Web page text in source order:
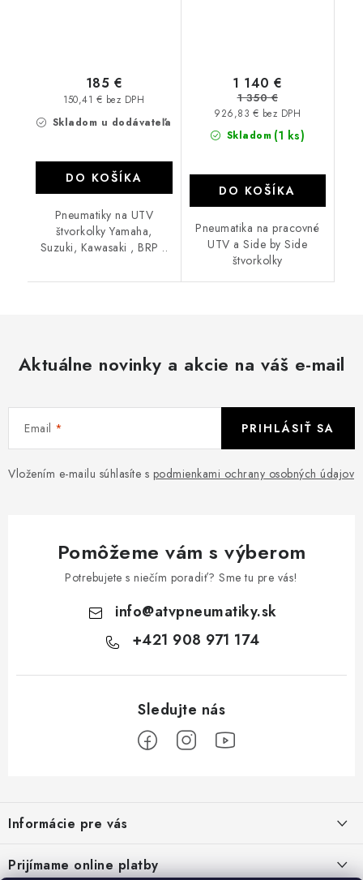
Skladom u dodávateľa
150,41 € bez DPH
185 €
DO KOŠÍKA
Pneumatiky na UTV
štvorkolky Yamaha,
Suzuki, Kawasaki , BRP ..
Skladom (1 ks)
926,83 € bez DPH
1 140 €
1 350 €
DO KOŠÍKA
Pneumatika na pracovné
UTV a Side by Side
štvorkolky
Aktuálne novinky a akcie na váš e-mail
Email
Vložením e-mailu súhlasíte s podmienkami ochrany osobných údajov
PRIHLÁSIŤ SA
Pomôžeme vám s výberom
Potrebujete s niečím poradiť? Sme tu pre vás!
info@atvpneumatiky.sk
+421 908 971 174
p
ä
Informácie pre vás
Podmienky ochrany osobných údajov
Prijímame online platby